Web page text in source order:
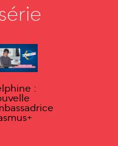
: